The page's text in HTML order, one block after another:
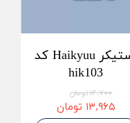
استیکر Haikyuu کد
hik103
۱۴,۷۰۰ تومان
۱۳,۹۶۵ تومان